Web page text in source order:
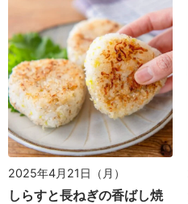
2025年4月21日（月）
しらすと長ねぎの香ばし焼